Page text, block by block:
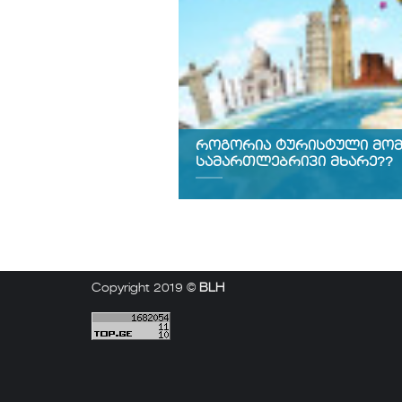
როგორია ტურისტული
სამართლებრივი მხარე??
Copyright 2019 © BLH